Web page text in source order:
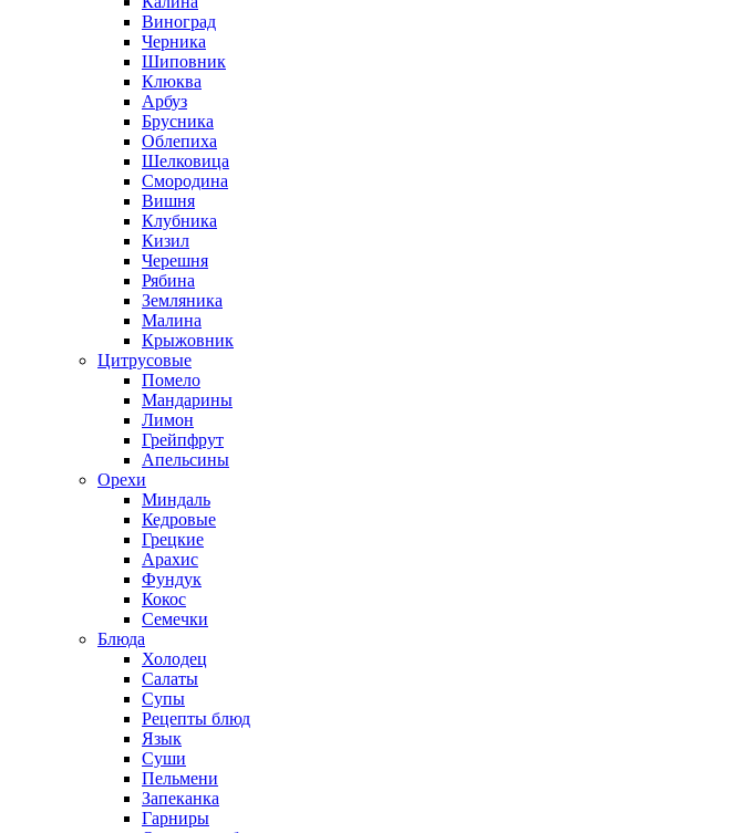
Виноград
Черника
Шиповник
Клюква
Арбуз
Брусника
Облепиха
Шелковица
Смородина
Вишня
Клубника
Кизил
Черешня
Рябина
Земляника
Малина
Крыжовник
Цитрусовые
Помело
Мандарины
Лимон
Грейпфрут
Апельсины
Орехи
Миндаль
Кедровые
Грецкие
Арахис
Фундук
Кокос
Семечки
Блюда
Холодец
Салаты
Супы
Рецепты блюд
Язык
Суши
Пельмени
Запеканка
Гарниры